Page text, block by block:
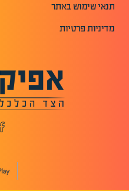
תנאי שימוש באתר
מדיניות פרטיות